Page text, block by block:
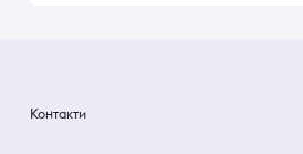
Контакти